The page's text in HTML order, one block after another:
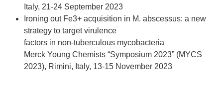
Italy, 21-24 September 2023
Ironing out Fe3+ acquisition in M. abscessus: a new
strategy to target virulence
factors in non-tuberculous mycobacteria
Merck Young Chemists “Symposium 2023” (MYCS
2023), Rimini, Italy, 13-15 November 2023